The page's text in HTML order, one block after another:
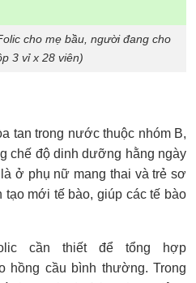
cho mẹ bầu, người đang cho
3 vỉ x 28 viên)
tan trong nước thuộc nhóm B,
chế độ dinh dưỡng hằng ngày
ở phụ nữ mang thai và trẻ sơ
mới tế bào, giúp các tế bào
cần thiết để tổng hợp
hồng cầu bình thường. Trong